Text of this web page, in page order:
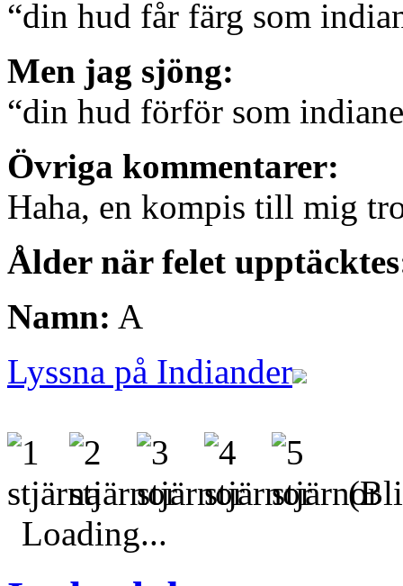
“din hud får färg som
Men jag sjöng:
“din hud förför som
Övriga kommentarer:
Haha, en kompis till mig
Ålder när felet
Namn: A
Lyssna på Indiander
(Bli
Loading...